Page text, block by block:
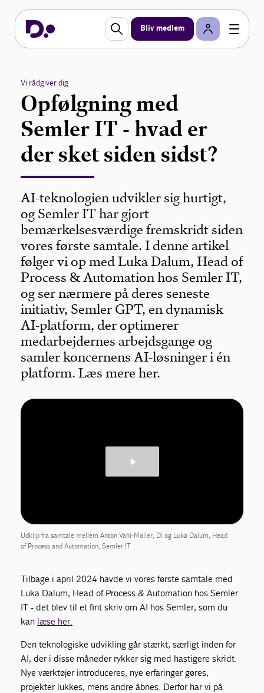
Bliv medlem
Vi rådgiver dig
Opfølgning med
Semler IT - hvad er
der sket siden sidst?
AI-teknologien udvikler sig hurtigt,
og Semler IT har gjort
bemærkelsesværdige fremskridt siden
vores første samtale. I denne artikel
følger vi op med Luka Dalum, Head of
Process & Automation hos Semler IT,
og ser nærmere på deres seneste
initiativ, Semler GPT, en dynamisk
AI-platform, der optimerer
medarbejdernes arbejdsgange og
samler koncernens AI-løsninger i én
platform. Læs mere her.
Udklip fra samtale mellem Anton Vahl-Møller, DI og Luka Dalum, Head
of Process and Automation, Semler IT
Tilbage i april 2024 havde vi vores første samtale med
Luka Dalum, Head of Process & Automation hos Semler
IT - det blev til et fint skriv om AI hos Semler, som du
kan læse her.
Den teknologiske udvikling går stærkt, særligt inden for
AI, der i disse måneder rykker sig med hastigere skridt.
Nye værktøjer introduceres, nye erfaringer gøres,
projekter lukkes, mens andre åbnes. Derfor har vi på